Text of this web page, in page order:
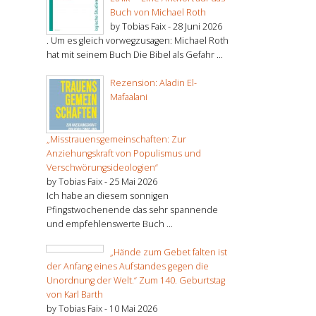
Buch von Michael Roth
by Tobias Faix -28 Juni 2026
. Um es gleich vorwegzusagen: Michael Roth
hat mit seinem Buch Die Bibel als Gefahr ...
Rezension: Aladin El-
Mafaalani
„Misstrauensgemeinschaften: Zur
Anziehungskraft von Populismus und
Verschwörungsideologien“
by Tobias Faix -25 Mai 2026
Ich habe an diesem sonnigen
Pfingstwochenende das sehr spannende
und empfehlenswerte Buch ...
„Hände zum Gebet falten ist
der Anfang eines Aufstandes gegen die
Unordnung der Welt.“ Zum 140. Geburtstag
von Karl Barth
by Tobias Faix - 10 Mai 2026